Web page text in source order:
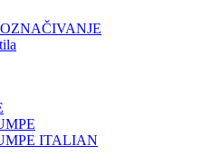
ITALIAN